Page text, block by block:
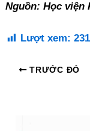
Nguồn: Học viện
Lượt xem: 231
TRƯỚC ĐÓ